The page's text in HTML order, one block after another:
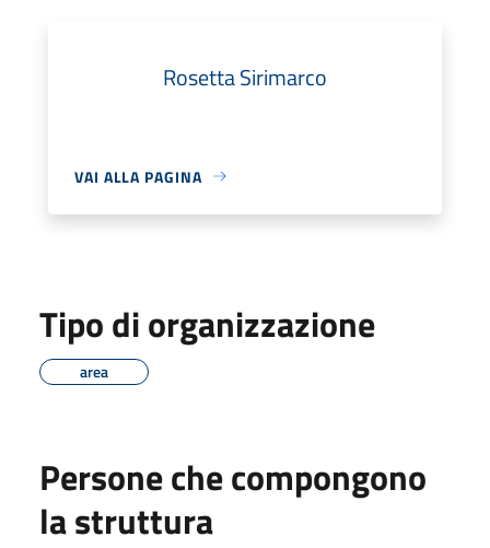
Rosetta Sirimarco
VAI ALLA PAGINA
Tipo di organizzazione
area
Persone che compongono
la struttura